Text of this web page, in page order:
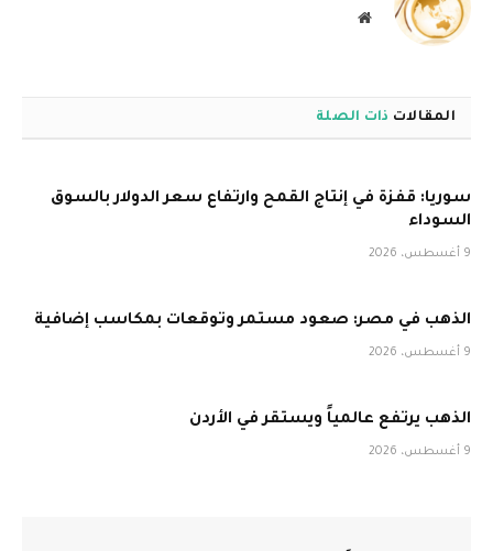
موقع
المقالات ذات الصلة
سوريا: قفزة في إنتاج القمح وارتفاع سعر الدولار بالسوق
السوداء
9 أغسطس، 2026
الذهب في مصر: صعود مستمر وتوقعات بمكاسب إضافية
9 أغسطس، 2026
الذهب يرتفع عالمياً ويستقر في الأردن
9 أغسطس، 2026